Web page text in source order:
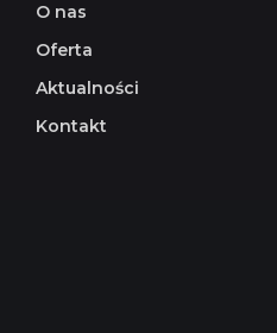
O nas
Oferta
Aktualności
Kontakt